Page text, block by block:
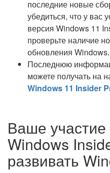
последние новые
убедиться, что у вас
версия Windows 11
проверьте наличие
обновления Windows.
Последнюю
можете получать на
Windows 11 Insider
Ваше
Windows
развивать